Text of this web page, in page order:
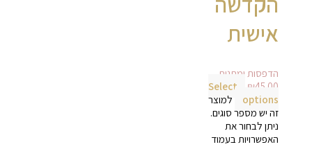
אישית
הדפסות ומתנות
₪45.00
Select
options
למוצר
זה יש מספר סוגים.
ניתן לבחור את
האפשרויות בעמוד